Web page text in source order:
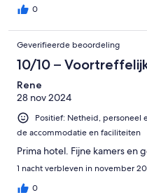
0
Geverifieerde beoordeling
10/10 –
Rene
28 nov 2024
Positief: Netheid, personeel
de accommodatie en faciliteiten
Prima hotel. Fijne kamers en
1 nacht verbleven in november
0